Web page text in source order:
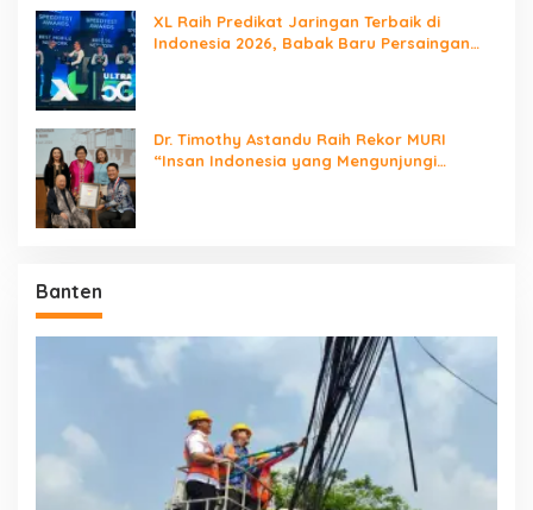
XL Raih Predikat Jaringan Terbaik di
Indonesia 2026, Babak Baru Persaingan
Dr. Timothy Astandu Raih Rekor MURI
“Insan Indonesia yang Mengunjungi
Banten